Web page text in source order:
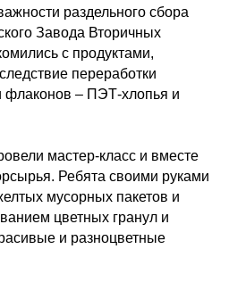
раздельного сбора
Завода Вторичных
с продуктами,
переработки
флаконов – ПЭТ-хлопья и
мастер-класс и вместе
Ребята своими руками
мусорных пакетов и
цветных гранул и
и разноцветные